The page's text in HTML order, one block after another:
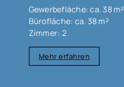
Gewerbefläche: ca. 38 m²
Bürofläche: ca. 38 m²
Zimmer: 2
Mehr erfahren